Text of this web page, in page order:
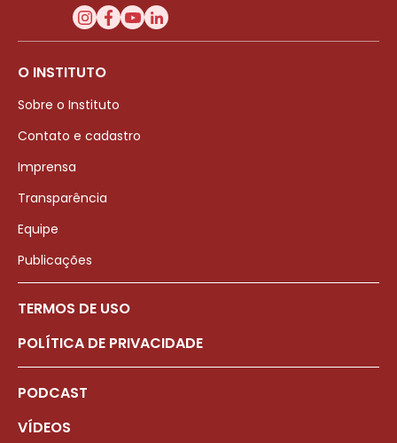
O INSTITUTO
Sobre o Instituto
Contato e cadastro
Imprensa
Transparência
Equipe
Publicações
TERMOS DE USO
POLÍTICA DE PRIVACIDADE
PODCAST
VÍDEOS